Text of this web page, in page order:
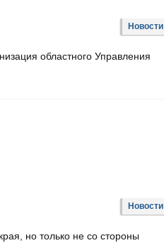
Новости
областного Управления
Новости
но только не со стороны